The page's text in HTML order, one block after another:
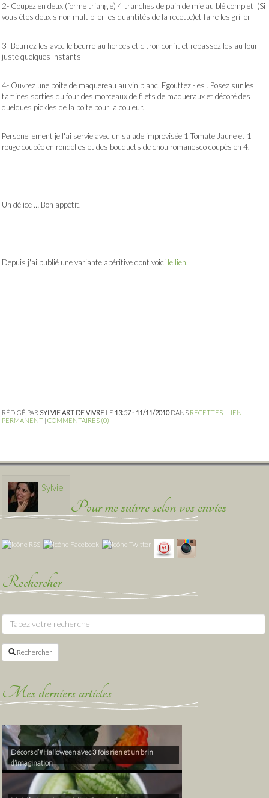
2- Coupez en deux (forme triangle) 4 tranches de pain de mie au blé complet (Si
vous êtes deux sinon multiplier les quantités de la recette)et faire les griller
3- Beurrez les avec le beurre au herbes et citron confit et repassez les au four
juste quelques instants
4- Ouvrez une boite de maquereau au vin blanc. Egouttez -les . Posez sur les
tartines sorties du four des morceaux de filets de maqueraux et décoré des
quelques pickles de la boite pour la couleur.
Personellement je l'ai servie avec un salade improvisée 1 Tomate Jaune et 1
rouge coupée en rondelles et des bouquets de chou romanesco coupés en 4.
Un délice … Bon appétit.
Depuis j'ai publié une variante apéritive dont voici le lien.
RÉDIGÉ PAR SYLVIE ART DE VIVRE LE 13:57 - 11/11/2010DANS RECETTES | LIEN
PERMANENT | COMMENTAIRES (0)
Sylvie
Pour me suivre selon vos envies
Rechercher
Rechercher
Mes derniers articles
Décors d’#Halloween avec 3 fois rien et un brin
d’imagination